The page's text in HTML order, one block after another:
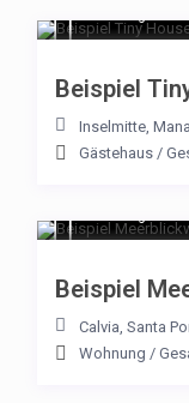
Beispiel
Inselmitte,
Gästehaus/
Beispiel
Calvia, Santa
Wohnung /